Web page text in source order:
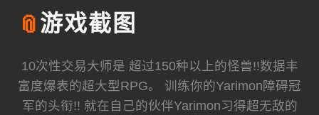
📎游戏截图
10次性交易大师是 超过150种以上的怪兽!!数据丰
富度爆表的超大型RPG。 训练你的Yarimon障碍冠
军的头衔!! 就在自己的伙伴Yarimon习得超无敌的